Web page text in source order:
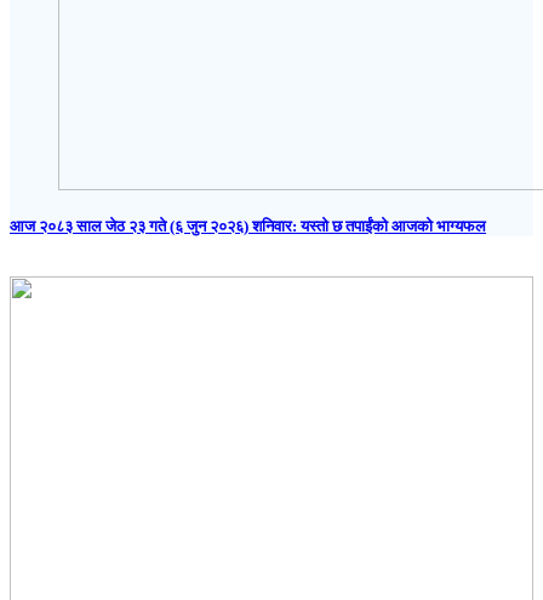
आज २०८३ साल जेठ २३ गते (६ जुन २०२६) शनिवार: यस्तो छ तपाईंको आजको भाग्यफल